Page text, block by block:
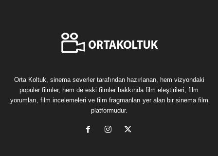
Orta Koltuk, sinema severler tarafından hazırlanan, hem vizyondaki
popüler filmler, hem de eski filmler hakkında film eleştirileri, film
yorumları, film incelemeleri ve film fragmanları yer alan bir sinema film
platformudur.